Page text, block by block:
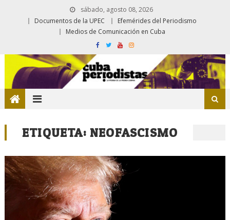
sábado, agosto 08, 2026
Documentos de la UPEC
Efemérides del Periodismo
Medios de Comunicación en Cuba
ETIQUETA: NEOFASCISMO